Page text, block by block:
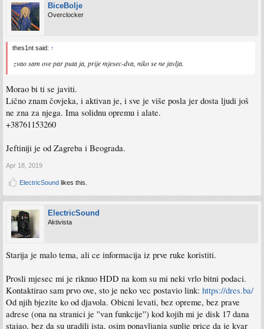
BiceBolje
Overclocker
thes1nt said: ↑
zvao sam ove par puta ja, prije mjesec-dva, niko se ne javlja.
Morao bi ti se javiti.
Lično znam čovjeka, i aktivan je, i sve je više posla jer dosta ljudi još
ne zna za njega. Ima solidnu opremu i alate.
+38761153260
Jeftiniji je od Zagreba i Beograda.
Apr 18, 2019
ElectricSound likes this.
ElectricSound
Aktivista
Starija je malo tema, ali ce informacija iz prve ruke koristiti.
Prosli mjesec mi je riknuo HDD na kom su mi neki vrlo bitni podaci.
Kontaktirao sam prvo ove, sto je neko vec postavio link: https://dres.ba/
Od njih bjezite ko od djavola. Obicni levati, bez opreme, bez prave
adrese (ona na stranici je ''van funkcije'') kod kojih mi je disk 17 dana
stajao, bez da su uradili ista, osim ponavljanja suplje price da je kvar